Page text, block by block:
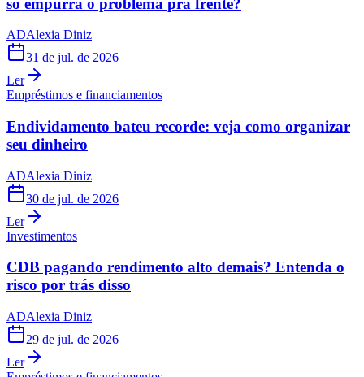
ADAlexia Diniz
31 de jul. de 2026
Ler
Empréstimos e financiamentos
Endividamento bateu recorde: veja como organizar
seu dinheiro
ADAlexia Diniz
30 de jul. de 2026
Ler
Investimentos
CDB pagando rendimento alto demais? Entenda o
risco por trás disso
ADAlexia Diniz
29 de jul. de 2026
Ler